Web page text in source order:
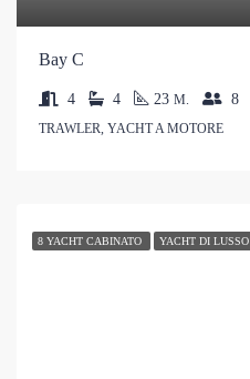
Bay C
4 4 23 M. 8
TRAWLER, YACHT A MOTORE
8 YACHT CABINATO YACHT DI LUSSO